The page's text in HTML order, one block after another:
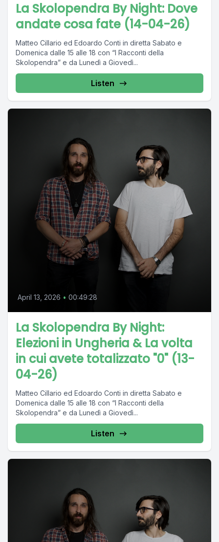
La Skolopendra By Night: Dove
andate cosa fate (14-04-26)
Matteo Cillario ed Edoardo Conti in diretta Sabato e
Domenica dalle 15 alle 18 con “I Racconti della
Skolopendra” e da Lunedì a Giovedì...
Listen
April 13, 2026 • 00:49:28
La Skolopendra By Night:
Elezioni in Ungheria & La volta
in cui avete totalizzato "0" (13-
04-26)
Matteo Cillario ed Edoardo Conti in diretta Sabato e
Domenica dalle 15 alle 18 con “I Racconti della
Skolopendra” e da Lunedì a Giovedì...
Listen